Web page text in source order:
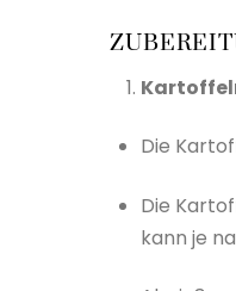
Die
Die
kann je